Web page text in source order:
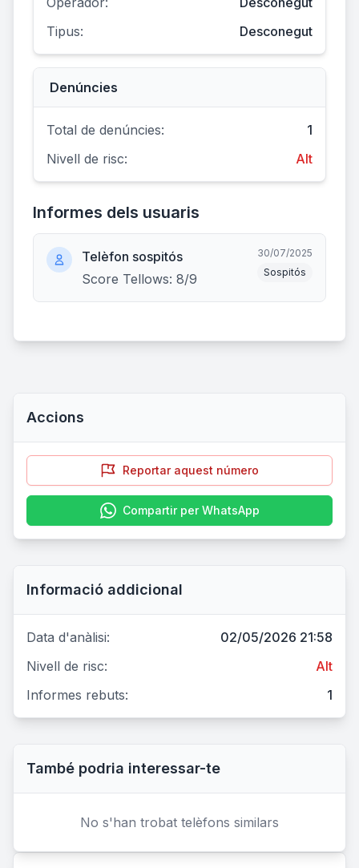
Tipus:
Desconegut
Denúncies
Total de denúncies:
1
Nivell de risc:
Alt
Informes dels usuaris
Telèfon sospitós
Score Tellows: 8/9
30/07/2025
Sospitós
Accions
Reportar aquest número
Compartir per WhatsApp
Informació addicional
Data d'anàlisi:
02/05/2026 21:58
Nivell de risc:
Alt
Informes rebuts:
1
També podria interessar-te
No s'han trobat telèfons similars